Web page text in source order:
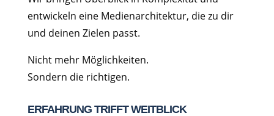
entwickeln eine Medienarchitektur, die zu dir
und deinen Zielen passt.
Nicht mehr Möglichkeiten.
Sondern die richtigen.
ERFAHRUNG TRIFFT WEITBLICK